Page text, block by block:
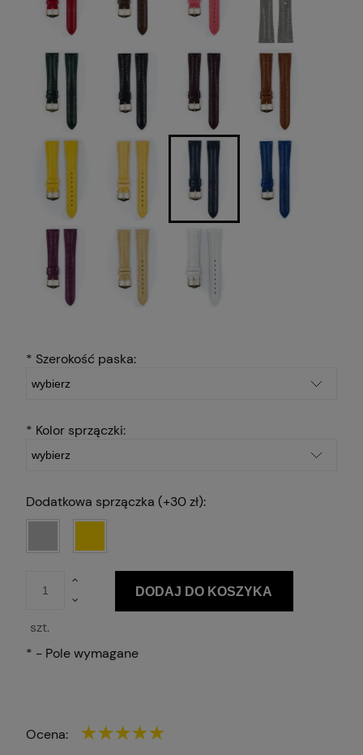
* Szerokość paska:
* Kolor sprzączki:
Dodatkowa sprzączka (+30 zł):
szt.
DODAJ DO KOSZYKA
* - Pole wymagane
Ocena: